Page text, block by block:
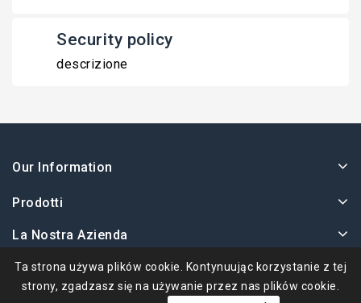
Security policy
descrizione
Our Information
Prodotti
La Nostra Azienda
Twoje Konto
Ta strona używa plików cookie. Kontynuując korzystanie z tej
strony, zgadzasz się na używanie przez nas plików cookie.